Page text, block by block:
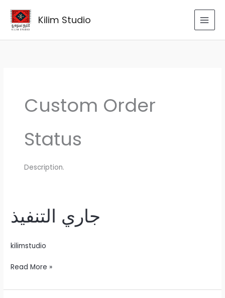
content
Kilim Studio
Custom Order
Status
Description.
جاري التنفيذ
kilimstudio
جاري
Read More »